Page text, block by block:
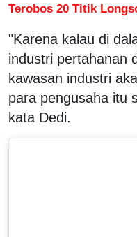
Terobos 20 Titik
"Karena kalau di
industri pertahanan
kawasan industri
para pengusaha itu
kata Dedi.